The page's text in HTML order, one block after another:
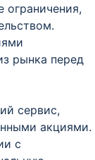
рынка перед
сервис,
акциями.
с